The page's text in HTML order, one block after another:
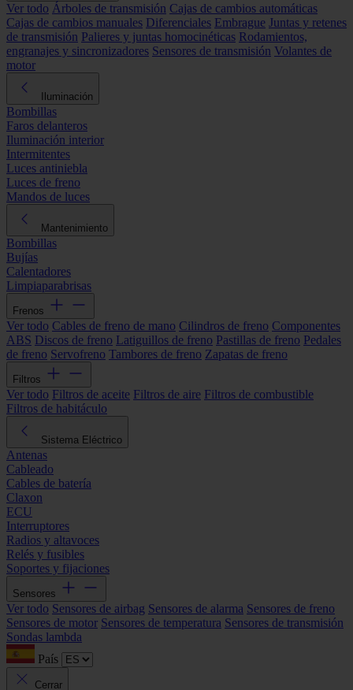
Ver todo Árboles de transmisión Cajas de cambios automáticas
Cajas de cambios manuales Diferenciales Embrague Juntas y retenes
de transmisión Palieres y juntas homocinéticas Rodamientos,
engranajes y sincronizadores Sensores de transmisión Volantes de
motor
Iluminación
Bombillas
Faros delanteros
Iluminación interior
Intermitentes
Luces antiniebla
Luces de freno
Mandos de luces
Mantenimiento
Bombillas
Bujías
Calentadores
Limpiaparabrisas
Frenos
Ver todo Cables de freno de mano Cilindros de freno Componentes
ABS Discos de freno Latiguillos de freno Pastillas de freno Pedales
de freno Servofreno Tambores de freno Zapatas de freno
Filtros
Ver todo Filtros de aceite Filtros de aire Filtros de combustible
Filtros de habitáculo
Sistema Eléctrico
Antenas
Cableado
Cables de batería
Claxon
ECU
Interruptores
Radios y altavoces
Relés y fusibles
Soportes y fijaciones
Sensores
Ver todo Sensores de airbag Sensores de alarma Sensores de freno
Sensores de motor Sensores de temperatura Sensores de transmisión
Sondas lambda
País
Cerrar